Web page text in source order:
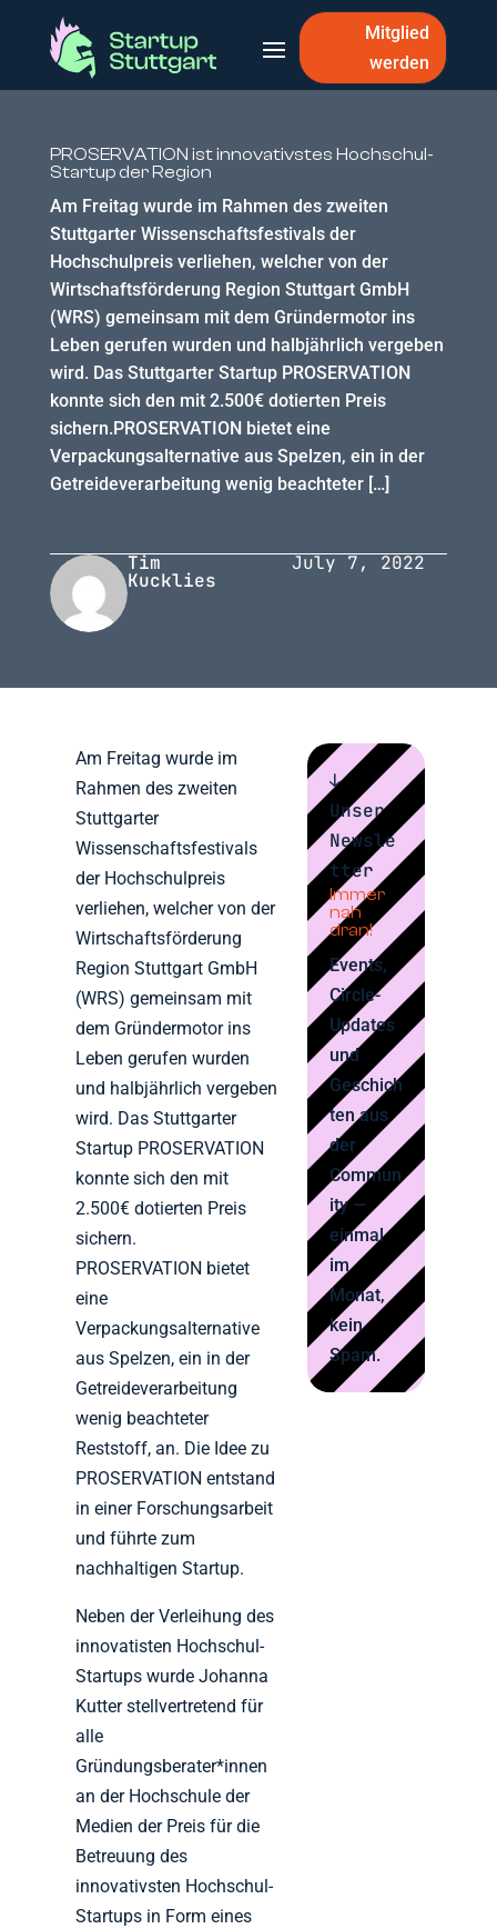
Mitglied
werden
PROSERVATION ist innovativstes Hochschul-
Startup der Region
Am Freitag wurde im Rahmen des zweiten
Stuttgarter Wissenschaftsfestivals der
Hochschulpreis verliehen, welcher von der
Wirtschaftsförderung Region Stuttgart GmbH
(WRS) gemeinsam mit dem Gründermotor ins
Leben gerufen wurden und halbjährlich vergeben
wird. Das Stuttgarter Startup PROSERVATION
konnte sich den mit 2.500€ dotierten Preis
sichern.PROSERVATION bietet eine
Verpackungsalternative aus Spelzen, ein in der
Getreideverarbeitung wenig beachteter […]
Tim
Kucklies
July 7, 2022
Am Freitag wurde im
Rahmen des zweiten
Stuttgarter
Wissenschaftsfestivals
der Hochschulpreis
verliehen, welcher von der
Wirtschaftsförderung
Region Stuttgart GmbH
(WRS) gemeinsam mit
dem Gründermotor ins
Leben gerufen wurden
und halbjährlich vergeben
wird. Das Stuttgarter
Startup PROSERVATION
konnte sich den mit
2.500€ dotierten Preis
sichern.
PROSERVATION bietet
eine
Verpackungsalternative
aus Spelzen, ein in der
Getreideverarbeitung
wenig beachteter
Reststoff, an. Die Idee zu
PROSERVATION entstand
in einer Forschungsarbeit
und führte zum
nachhaltigen Startup.
Neben der Verleihung des
innovatisten Hochschul-
Startups wurde Johanna
Kutter stellvertretend für
alle
Gründungsberater*innen
an der Hochschule der
Medien der Preis für die
Betreuung des
innovativsten Hochschul-
Startups in Form eines
↓
Unser
Newsle
tter
Immer
nah
dran!
Events,
Circle-
Updates
und
Geschich
ten aus
der
Commun
ity —
einmal
im
Monat,
kein
Spam.